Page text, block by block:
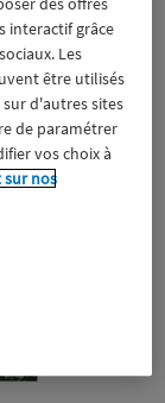
interactif grâce
Les
être utilisés
d'autres sites
de paramétrer
vos choix à
sur nos